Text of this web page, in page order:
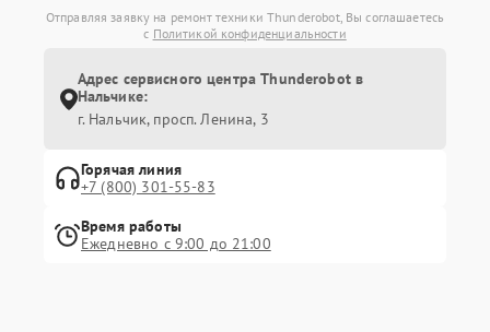
Отправляя заявку на ремонт техники Thunderobot, Вы соглашаетесь
с Политикой конфиденциальности
Адрес сервисного центра Thunderobot в
Нальчике:
г. Нальчик, просп. Ленина, 3
Горячая линия
+7 (800) 301-55-83
Время работы
Ежедневно с 9:00 до 21:00